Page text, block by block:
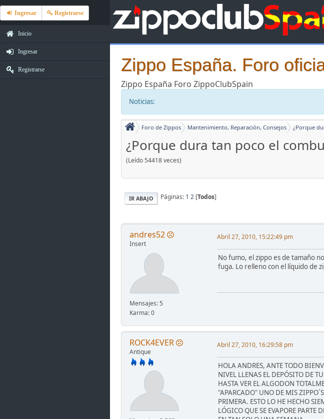
Ingresar Registrarse
Inicio
Ingresar
Registrarse Zippo España. Foro
Zippo España Foro ZippoClubSpain
Noticias:
Foro de Zippos Mantenimiento, Reparación, Consejos ¿Porque
¿Porque dura tan poco el
(Leído 54418 veces)
IR ABAJO Páginas: 1 2 [Todos]
andres52
Insert
Mensajes: 5
Karma: 0
Abril 27, 2010, 15:22:49 pm
No fumo, el zippo es de tamaño
fuga. Lo relleno con el líquido de
ROCK4EVER
Antique
Abril 27, 2010, 16:29:58 pm
HOLA ANDRES, ANTE TODO
NIVEL LLENAS EL DEPÓSITO DE
HASTA VER EL ALGODON
"APARCADO" UNO DE MIS
PRIMERA. ESTO LO HE HECHO
LÓGICO QUE SE EVAPORE PARTE